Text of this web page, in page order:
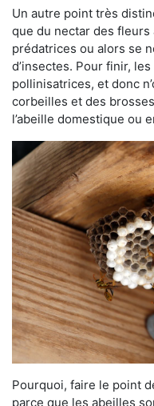
Un autre point très
que du nectar des
prédatrices ou alors se
d’insectes. Pour finir,
pollinisatrices, et donc
corbeilles et des
l’abeille domestique ou
Pourquoi, faire le point
parce que les abeilles